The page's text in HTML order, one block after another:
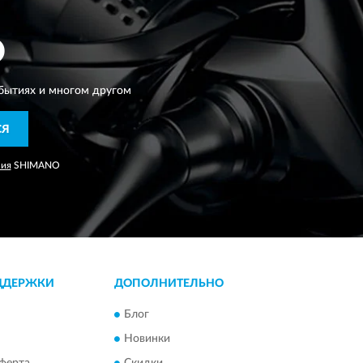
и многом другом
SHIMANO
ДОПОЛНИТЕЛЬНО
Блог
Новинки